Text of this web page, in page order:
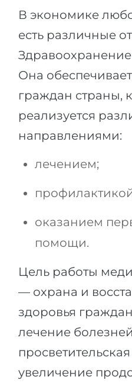
Тест Голланда
Тест Карта Интересов
Тест RIASEC
Успехна
100%
Наши студенты
Менеджмент
Другая специальность
ПОСТУПАЕМ ИЗ...
Россия
Украина
Казахстан
Азербайджан
Армения
ЗАПИСАТЬСЯ НА
В экономике
есть различные
Она
граждан страны,
реализуется
направлениями:
лечением;
оказанием
помощи.
Цель работы
— охрана и
здоровья
лечение
увеличение